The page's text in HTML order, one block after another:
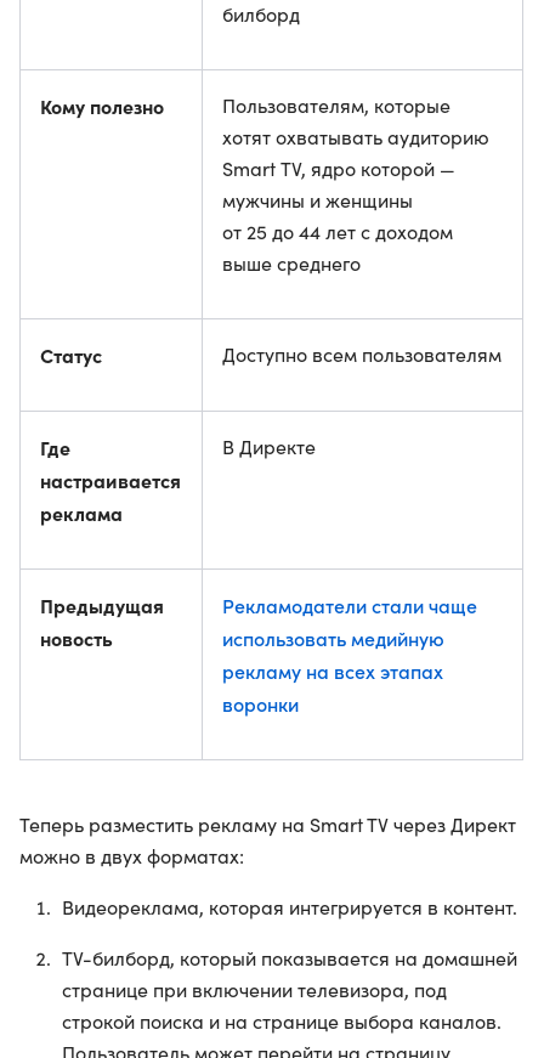
билборд
Кому полезно
Пользователям, которые
хотят охватывать аудиторию
Smart TV, ядро которой —
мужчины и женщины
от 25 до 44 лет с доходом
выше среднего
Статус Доступно всем пользователям
Где
настраивается
реклама
В Директе
Предыдущая
новость
Рекламодатели стали чаще
использовать медийную
рекламу на всех этапах
воронки
Теперь разместить рекламу на Smart TV через Директ
можно в двух форматах:
Видеореклама, которая интегрируется в контент.
TV-билборд, который показывается на домашней
странице при включении телевизора, под
строкой поиска и на странице выбора каналов.
Пользователь может перейти на страницу